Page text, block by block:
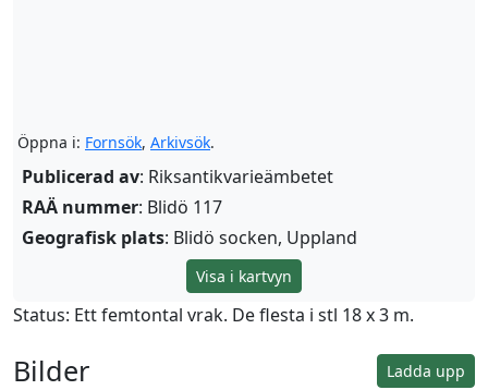
Öppna i: Fornsök, Arkivsök.
Publicerad av: Riksantikvarieämbetet
RAÄ nummer: Blidö 117
Geografisk plats: Blidö socken, Uppland
Visa i kartvyn
Status: Ett femtontal vrak. De flesta i stl 18 x 3 m.
Ladda upp
Bilder